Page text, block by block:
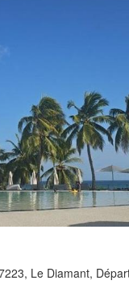
Le Diamant,